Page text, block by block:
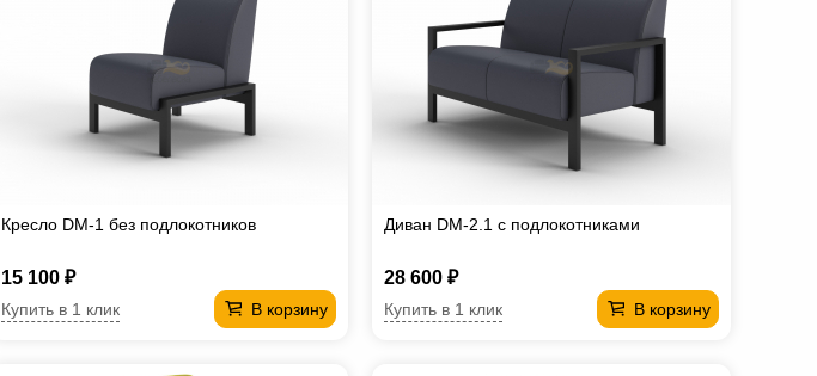
Кресло DM-1 без подлокотников
15 100 ₽
В корзину
Купить в 1 клик
Диван DM-2.1 с подлокотниками
28 600 ₽
В корзину
Купить в 1 клик